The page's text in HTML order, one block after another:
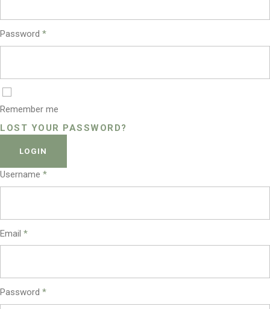
Password *
Remember me
LOST YOUR PASSWORD?
LOGIN
Username *
Email *
Password *